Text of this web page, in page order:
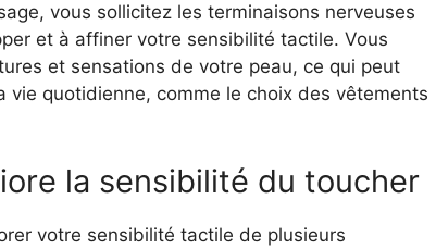
vous sollicitez les terminaisons nerveuses
et à affiner votre sensibilité tactile. Vous
et sensations de votre peau, ce qui peut
vie quotidienne, comme le choix des vêtements
la sensibilité du toucher
votre sensibilité tactile de plusieurs